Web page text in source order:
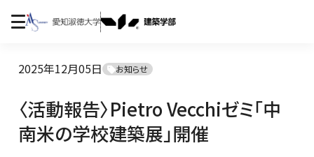
2025年12月05日 お知らせ
〈活動報告〉Pietro Vecchiゼミ「中
南米の学校建築展」開催